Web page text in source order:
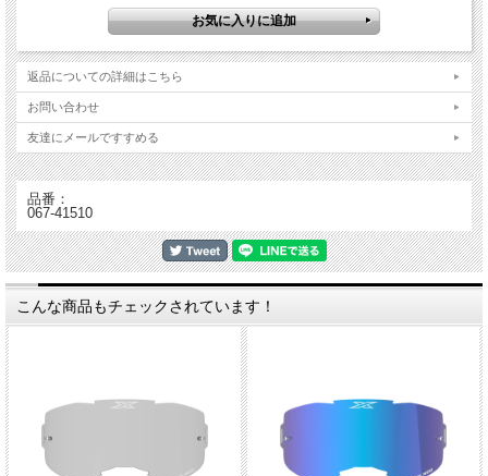
返品についての詳細はこちら
お問い合わせ
友達にメールですすめる
品番：
067-41510
こんな商品もチェックされています！